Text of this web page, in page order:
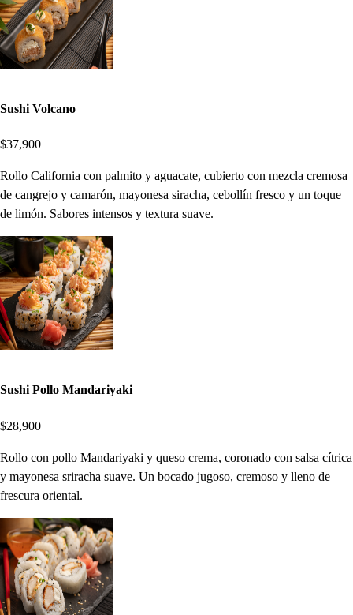
Sushi Volcano
$37,900
Rollo California con palmito y aguacate, cubierto con mezcla cremosa
de cangrejo y camarón, mayonesa siracha, cebollín fresco y un toque
de limón. Sabores intensos y textura suave.
Sushi Pollo Mandariyaki
$28,900
Rollo con pollo Mandariyaki y queso crema, coronado con salsa cítrica
y mayonesa sriracha suave. Un bocado jugoso, cremoso y lleno de
frescura oriental.